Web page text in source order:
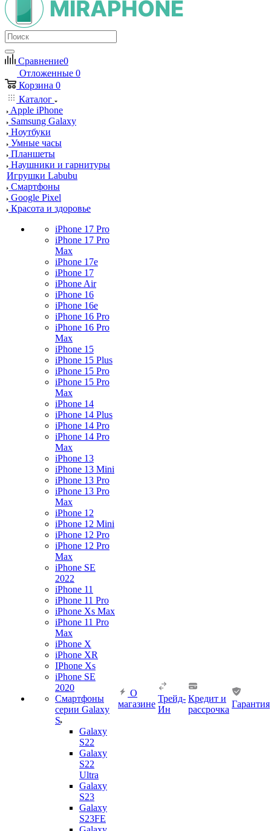
Сравнение0
Отложенные 0
Корзина 0
Каталог
Apple iPhone
Samsung Galaxy
Ноутбуки
Умные часы
Планшеты
Наушники и гарнитуры
Игрушки Labubu
Смартфоны
Google Pixel
Красота и здоровье
iPhone 17 Pro
iPhone 17 Pro
Max
iPhone 17e
iPhone 17
iPhone Air
iPhone 16
iPhone 16e
iPhone 16 Pro
iPhone 16 Pro
Max
iPhone 15
iPhone 15 Plus
iPhone 15 Pro
iPhone 15 Pro
Max
iPhone 14
iPhone 14 Plus
iPhone 14 Pro
iPhone 14 Pro
Max
iPhone 13
iPhone 13 Mini
iPhone 13 Pro
iPhone 13 Pro
Max
iPhone 12
iPhone 12 Mini
iPhone 12 Pro
iPhone 12 Pro
Max
iPhone SE
2022
iPhone 11
iPhone 11 Pro
iPhone Xs Max
iPhone 11 Pro
Max
iPhone X
iPhone XR
IPhone Xs
iPhone SE
2020
Смартфоны
серии Galaxy
S
Galaxy
S22
Galaxy
S22
Ultra
Galaxy
S23
Galaxy
S23FE
О
магазине
Трейд-
Ин
Кредит и
рассрочка
Гарантия